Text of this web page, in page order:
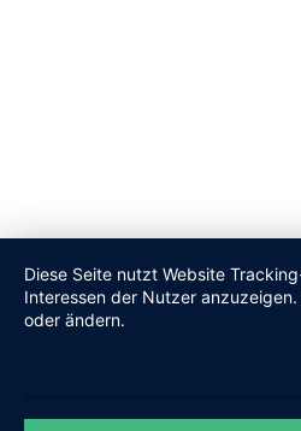
Diese Seite nutzt Website
Interessen der Nutzer
oder ändern.